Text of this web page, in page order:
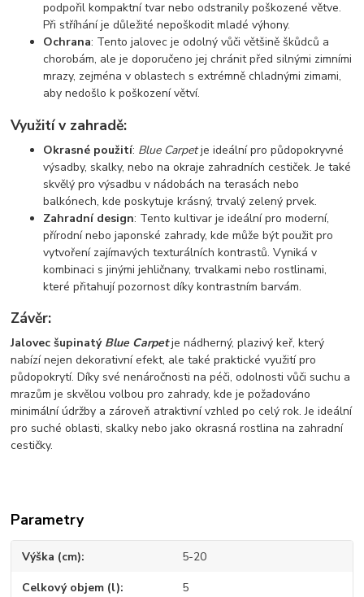
podpořil kompaktní tvar nebo odstranily poškozené větve.
Při stříhání je důležité nepoškodit mladé výhony.
Ochrana: Tento jalovec je odolný vůči většině škůdců a
chorobám, ale je doporučeno jej chránit před silnými zimními
mrazy, zejména v oblastech s extrémně chladnými zimami,
aby nedošlo k poškození větví.
Využití v zahradě:
Okrasné použití: Blue Carpetje ideální pro půdopokryvné
výsadby, skalky, nebo na okraje zahradních cestiček. Je také
skvělý pro výsadbu v nádobách na terasách nebo
balkónech, kde poskytuje krásný, trvalý zelený prvek.
Zahradní design: Tento kultivar je ideální pro moderní,
přírodní nebo japonské zahrady, kde může být použit pro
vytvoření zajímavých texturálních kontrastů. Vyniká v
kombinaci s jinými jehličnany, trvalkami nebo rostlinami,
které přitahují pozornost díky kontrastním barvám.
Závěr:
Jalovec šupinatý Blue Carpetje nádherný, plazivý keř, který
nabízí nejen dekorativní efekt, ale také praktické využití pro
půdopokrytí. Díky své nenáročnosti na péči, odolnosti vůči suchu a
mrazům je skvělou volbou pro zahrady, kde je požadováno
minimální údržby a zároveň atraktivní vzhled po celý rok. Je ideální
pro suché oblasti, skalky nebo jako okrasná rostlina na zahradní
cestičky.
Parametry
Výška (cm) 5-20
Celkový objem (l) 5